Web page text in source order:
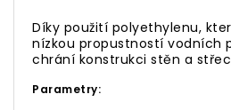
Díky použití polyethylenu,
nízkou propustností vodních
chrání konstrukci stěn a
Parametry: